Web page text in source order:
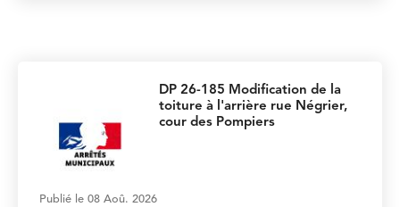
DP 26-185 Modification de la
toiture à l'arrière rue Négrier,
cour des Pompiers
Publié le 08 Aoû. 2026